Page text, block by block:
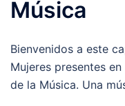
Música
Bienvenidos a este
Mujeres presentes
de la Música. Una